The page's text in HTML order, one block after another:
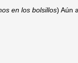
en los bolsillos) Aún